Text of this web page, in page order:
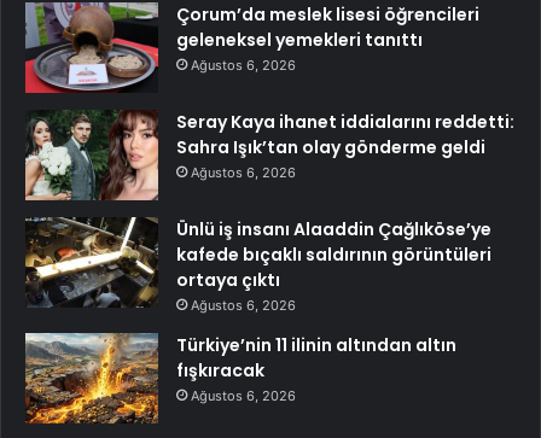
Çorum’da meslek lisesi öğrencileri
geleneksel yemekleri tanıttı
Ağustos 6, 2026
Seray Kaya ihanet iddialarını reddetti:
Sahra Işık’tan olay gönderme geldi
Ağustos 6, 2026
Ünlü iş insanı Alaaddin Çağlıköse’ye
kafede bıçaklı saldırının görüntüleri
ortaya çıktı
Ağustos 6, 2026
Türkiye’nin 11 ilinin altından altın
fışkıracak
Ağustos 6, 2026